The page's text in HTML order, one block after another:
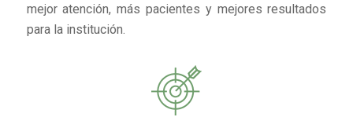
mejor atención, más pacientes y mejores resultados
para la institución.